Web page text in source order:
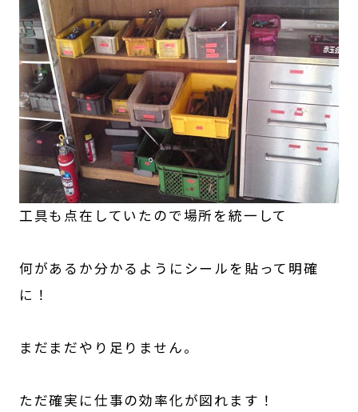
工具も点在していたので場所を統一して
何があるか分かるようにシールを貼って明確
に！
まだまだやり足りません。
ただ確実に仕事の効率化が図れます！